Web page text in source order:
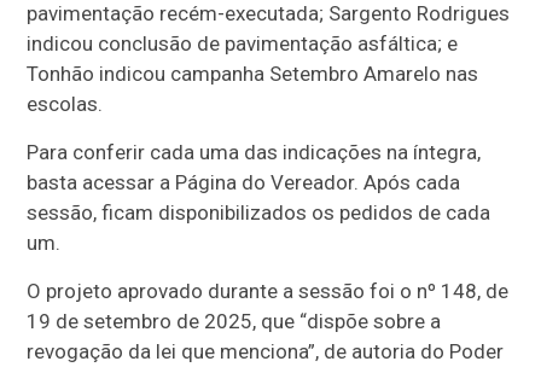
pavimentação recém-executada; Sargento Rodrigues
indicou conclusão de pavimentação asfáltica; e
Tonhão indicou campanha Setembro Amarelo nas
escolas.
Para conferir cada uma das indicações na íntegra,
basta acessar a Página do Vereador. Após cada
sessão, ficam disponibilizados os pedidos de cada
um.
O projeto aprovado durante a sessão foi o nº 148, de
19 de setembro de 2025, que “dispõe sobre a
revogação da lei que menciona”, de autoria do Poder